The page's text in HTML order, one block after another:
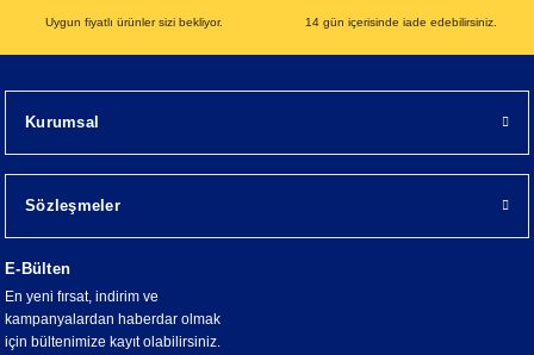
Uygun fiyatlı ürünler sizi bekliyor. 14 gün içerisinde iade edebilirsiniz.
Kurumsal
Sözleşmeler
E-Bülten
En yeni fırsat, indirim ve
kampanyalardan haberdar olmak
için bültenimize kayıt olabilirsiniz.